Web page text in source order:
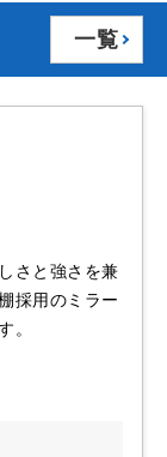
一覧
さと強さを兼
採用のミラー
。